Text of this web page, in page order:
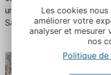
Les cookies
améliorer votre
analyser et mesurer
nos
Politique
une série de sculptures sur
Salarsipontain.